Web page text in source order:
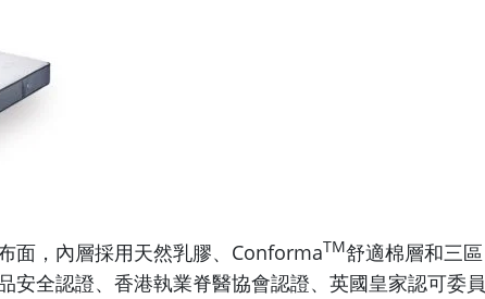
面，內層採用天然乳膠、ConformaTM舒適棉層和三區
安全認證、香港執業脊醫協會認證、英國皇家認可委員